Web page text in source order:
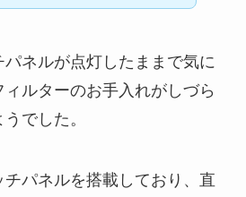
ネルが点灯したままで気に
ルターのお手入れがしづら
でした。
パネルを搭載しており、直